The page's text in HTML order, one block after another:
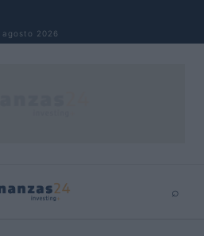
agosto 2026
⌕